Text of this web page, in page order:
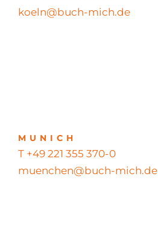
koeln@buch-mich.de
MUNICH
T +49 221 355 370-0
muenchen@buch-mich.de